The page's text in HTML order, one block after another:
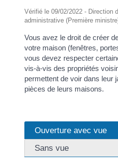
Vérifié le 09/02/2022 - Direction
administrative (Première
Vous avez le droit de créer
votre maison (fenêtres,
vous devez respecter
vis-à-vis des propriétés
permettent de voir dans leur
pièces de leurs maisons.
Ouverture avec vue
Sans vue